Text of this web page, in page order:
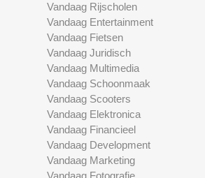
Vandaag Rijscholen
Vandaag Entertainment
Vandaag Fietsen
Vandaag Juridisch
Vandaag Multimedia
Vandaag Schoonmaak
Vandaag Scooters
Vandaag Elektronica
Vandaag Financieel
Vandaag Development
Vandaag Marketing
Vandaag Fotografie